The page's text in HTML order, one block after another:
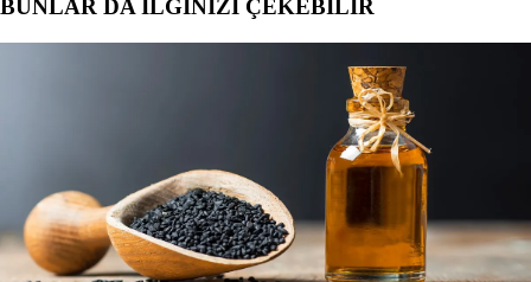
BUNLAR DA İLGİNİZİ ÇEKEBİLİR